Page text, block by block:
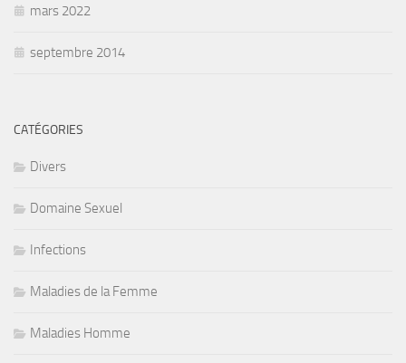
mars 2022
septembre 2014
CATÉGORIES
Divers
Domaine Sexuel
Infections
Maladies de la Femme
Maladies Homme